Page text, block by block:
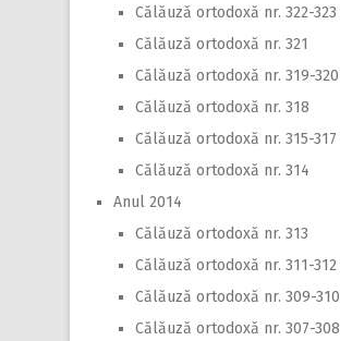
Călăuză ortodoxă nr. 322-323
Călăuză ortodoxă nr. 321
Călăuză ortodoxă nr. 319-320
Călăuză ortodoxă nr. 318
Călăuză ortodoxă nr. 315-317
Călăuză ortodoxă nr. 314
Anul 2014
Călăuză ortodoxă nr. 313
Călăuză ortodoxă nr. 311-312
Călăuză ortodoxă nr. 309-310
Călăuză ortodoxă nr. 307-308